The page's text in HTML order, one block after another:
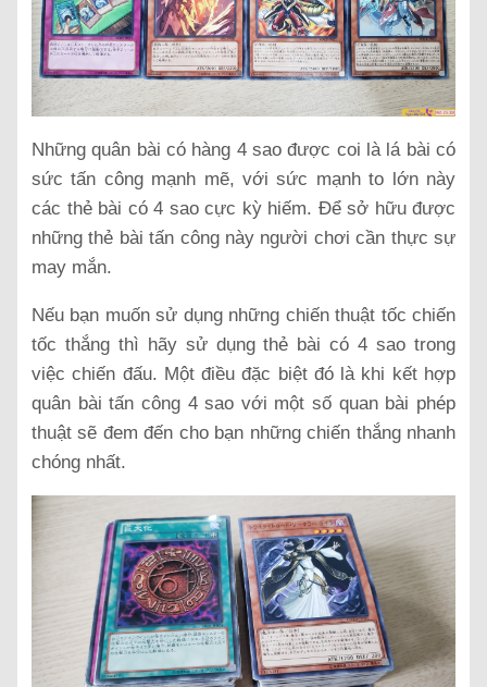
Những quân bài có hàng 4 sao được coi là lá bài có
sức tấn công mạnh mẽ, với sức mạnh to lớn này
các thẻ bài có 4 sao cực kỳ hiếm. Để sở hữu được
những thẻ bài tấn công này người chơi cần thực sự
may mắn.
Nếu bạn muốn sử dụng những chiến thuật tốc chiến
tốc thắng thì hãy sử dụng thẻ bài có 4 sao trong
việc chiến đấu. Một điều đặc biệt đó là khi kết hợp
quân bài tấn công 4 sao với một số quan bài phép
thuật sẽ đem đến cho bạn những chiến thắng nhanh
chóng nhất.